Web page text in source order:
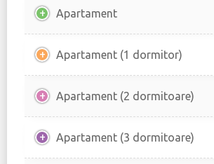
Apartament
Apartament (1 dormitor)
Apartament (2 dormitoare)
Apartament (3 dormitoare)